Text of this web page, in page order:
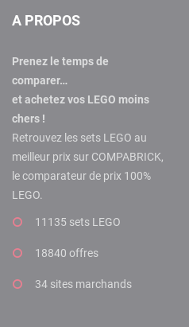
A PROPOS
Prenez le temps de
comparer…
et achetez vos LEGO moins
chers !
Retrouvez les sets LEGO au
meilleur prix sur COMPABRICK,
le comparateur de prix 100%
LEGO.
11135 sets LEGO
18840 offres
34 sites marchands